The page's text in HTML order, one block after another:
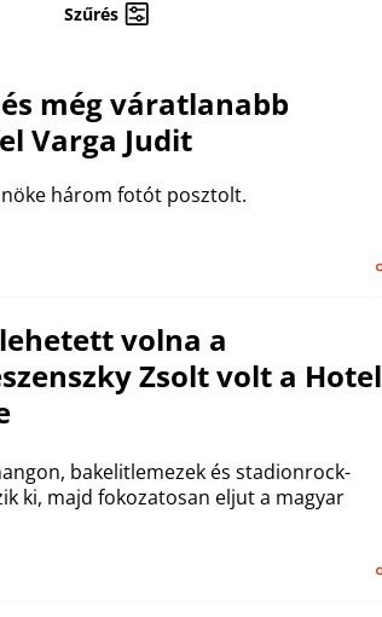
Szűrés
még váratlanabb
Varga Judit
három fotót posztolt.
volna a
Zsolt volt a Hotel
bakelitlemezek és stadionrock-
ki, majd fokozatosan eljut a magyar